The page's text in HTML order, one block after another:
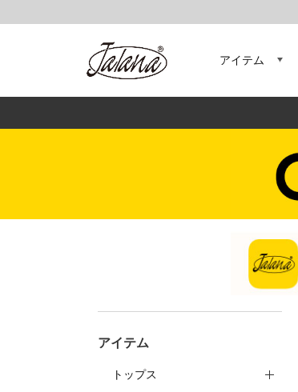
アイテム
アイテム
トップス